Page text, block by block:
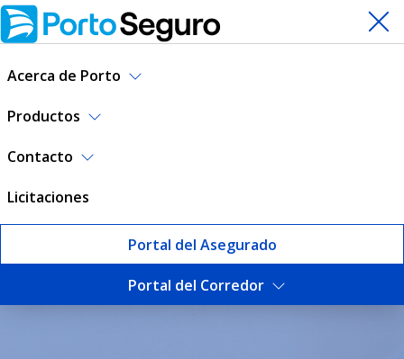
Acerca de Porto
Productos
Contacto
Licitaciones
Portal del Asegurado
Portal del Corredor
Qué hacer en caso de